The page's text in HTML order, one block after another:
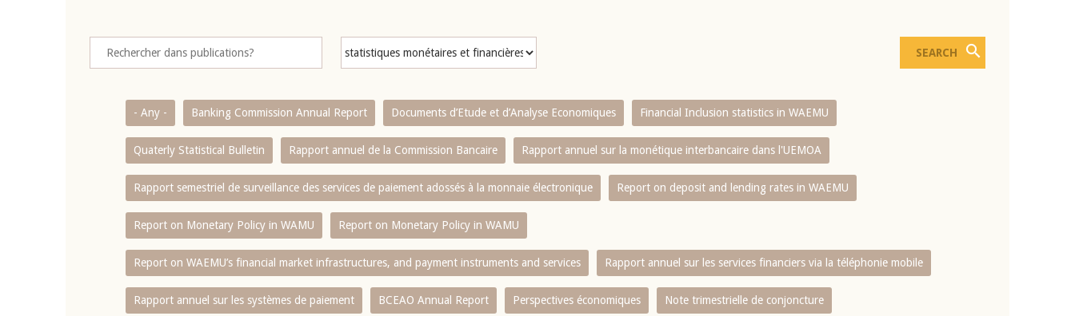
- Any - Banking Commission Annual Report Documents d’Etude et d’Analyse Economiques Financial Inclusion statistics in WAEMU
Quaterly Statistical Bulletin Rapport annuel de la Commission Bancaire Rapport annuel sur la monétique interbancaire dans l'UEMOA
Rapport semestriel de surveillance des services de paiement adossés à la monnaie électronique Report on deposit and lending rates in WAEMU
Report on Monetary Policy in WAMU Report on Monetary Policy in WAMU
Report on WAEMU’s financial market infrastructures, and payment instruments and services Rapport annuel sur les services financiers via la téléphonie mobile
Rapport annuel sur les systèmes de paiement BCEAO Annual Report Perspectives économiques Note trimestrielle de conjoncture